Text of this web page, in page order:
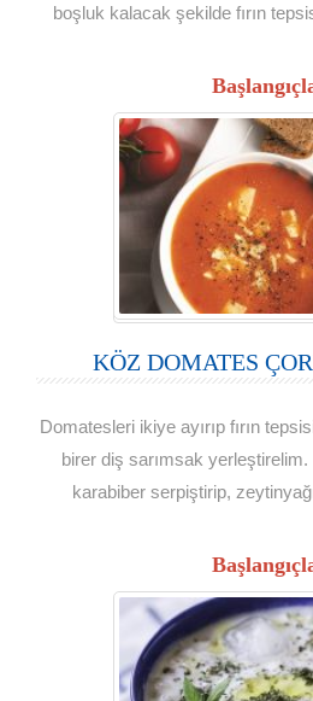
boşluk kalacak şekilde fırın
KÖZ DOMATES
Domatesleri ikiye ayırıp fırın
birer diş sarımsak
karabiber serpiştirip,